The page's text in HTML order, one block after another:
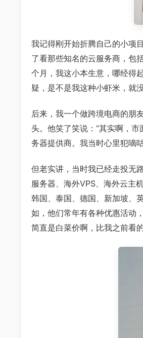
我记得刚开始折腾自己的小项
了看那些知名的云服务商，包
个月，我这小本生意，哪经得
疑，是不是我这种小虾米，就
后来，我一个做跨境电商的朋
头。他笑了笑说：“其实啊，
务器提供商。我当时心里犯嘀
但老实讲，当时我已经走投无
服务器、海外VPS、海外云主
韩国、泰国、德国、新加坡、
如，他们常年有各种优惠活动
简直是白菜价啊，比我之前看